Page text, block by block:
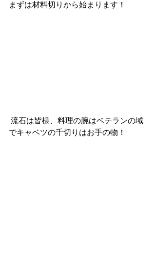
まずは材料切りから始まります！
でキャベツの千切りはお手の物！